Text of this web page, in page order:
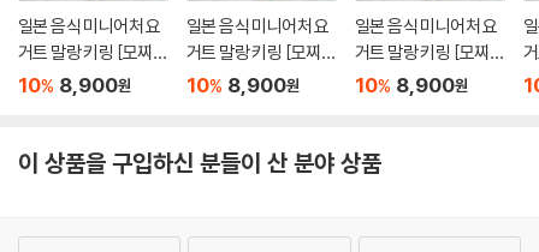
일본 음식 미니어처 요
거트 말랑 키링 [모찌
말랑이 슬랑이 디저트
스해소]
10% 8,900원
일본 음식 미니어처 요
거트 말랑 키링 [모찌
말랑이 슬랑이 디저트
스해소]
10% 8,900원
일본 음식 미니어처 요
거트 말랑 키링 [모찌
말랑이 슬랑이 디저트
스해소]
10% 8,900원
이 상품을 구입하신 분들이 산 분야 상품